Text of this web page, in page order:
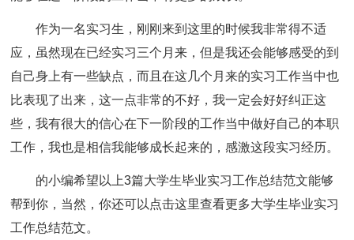
作为一名实习生，刚刚来到这里的时候我非常得不适
应，虽然现在已经实习三个月来，但是我还会能够感受的到
自己身上有一些缺点，而且在这几个月来的实习工作当中也
比表现了出来，这一点非常的不好，我一定会好好纠正这
些，我有很大的信心在下一阶段的工作当中做好自己的本职
工作，我也是相信我能够成长起来的，感激这段实习经历。
的小编希望以上3篇大学生毕业实习工作总结范文能够
帮到你，当然，你还可以点击这里查看更多大学生毕业实习
工作总结范文。